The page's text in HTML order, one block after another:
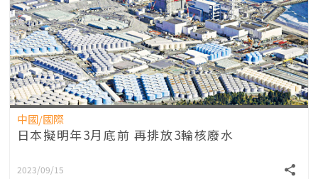
中國/國際
日本擬明年3月底前 再排放3輪核廢水
2023/09/15